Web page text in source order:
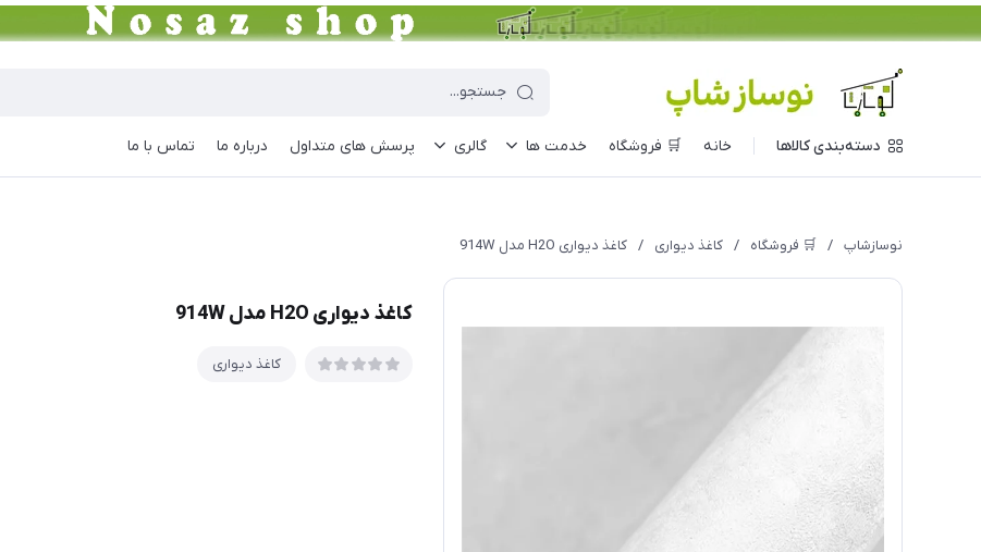
دسته‌بندی کالاها خانه 🛒 فروشگاه خدمت ها گالری پرسش های متداول درباره ما تماس با ما
نوسازشاپ / 🛒 فروشگاه / کاغذ دیواری / کاغذ دیواری H2O مدل 914W
کاغذ دیواری H2O مدل 914W
کاغذ دیواری